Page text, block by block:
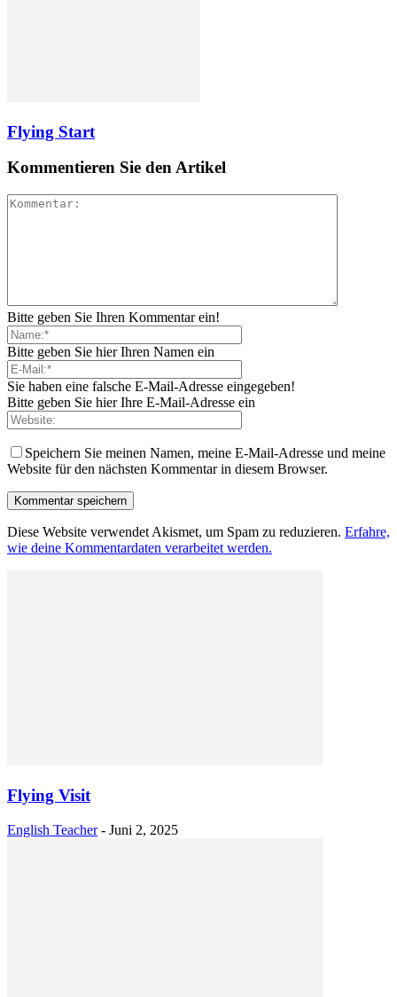
Flying Start
Kommentieren Sie den Artikel
Bitte geben Sie Ihren Kommentar ein!
Bitte geben Sie hier Ihren Namen ein
Sie haben eine falsche E-Mail-Adresse eingegeben!
Bitte geben Sie hier Ihre E-Mail-Adresse ein
Speichern Sie meinen Namen, meine E-Mail-Adresse und meine
Website für den nächsten Kommentar in diesem Browser.
Diese Website verwendet Akismet, um Spam zu reduzieren. Erfahre,
wie deine Kommentardaten verarbeitet werden.
Flying Visit
English Teacher - Juni 2, 2025